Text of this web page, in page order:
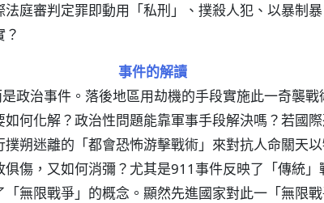
庭審判定罪即動用「私刑」、撲殺人犯、以暴制
事件的解讀
政治事件。落後地區用劫機的手段實施此一奇襲
何化解？政治性問題能靠軍事手段解決嗎？若國
朔迷離的「都會恐怖游擊戰術」來對抗人命關天
傷，又如何消彌？尤其是911事件反映了「傳統
無限戰爭」的概念。顯然先進國家對此一「無限